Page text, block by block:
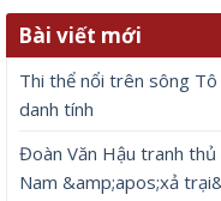
Bài viết mới
Thi thể nổi trên sông Tô
danh tính
Đoàn Văn Hậu tranh
Nam &amp;apos;xả